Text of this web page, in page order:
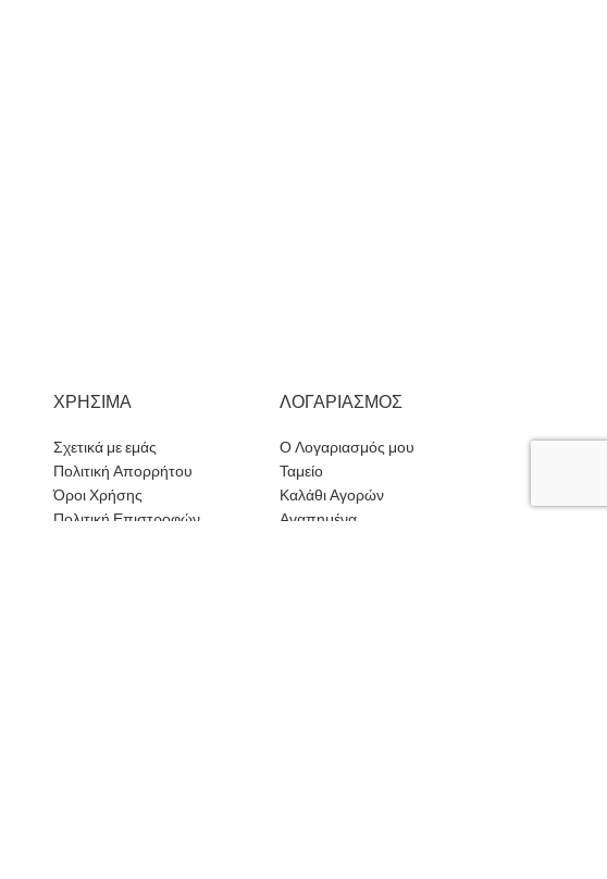
ΧΡΗΣΙΜΑ
Σχετικά με εμάς
Πολιτική Απορρήτου
Όροι Χρήσης
Πολιτική Επιστροφών
ΛΟΓΑΡΙΑΣΜΟΣ
Ο Λογαριασμός μου
Ταμείο
Καλάθι Αγορών
Αγαπημένα